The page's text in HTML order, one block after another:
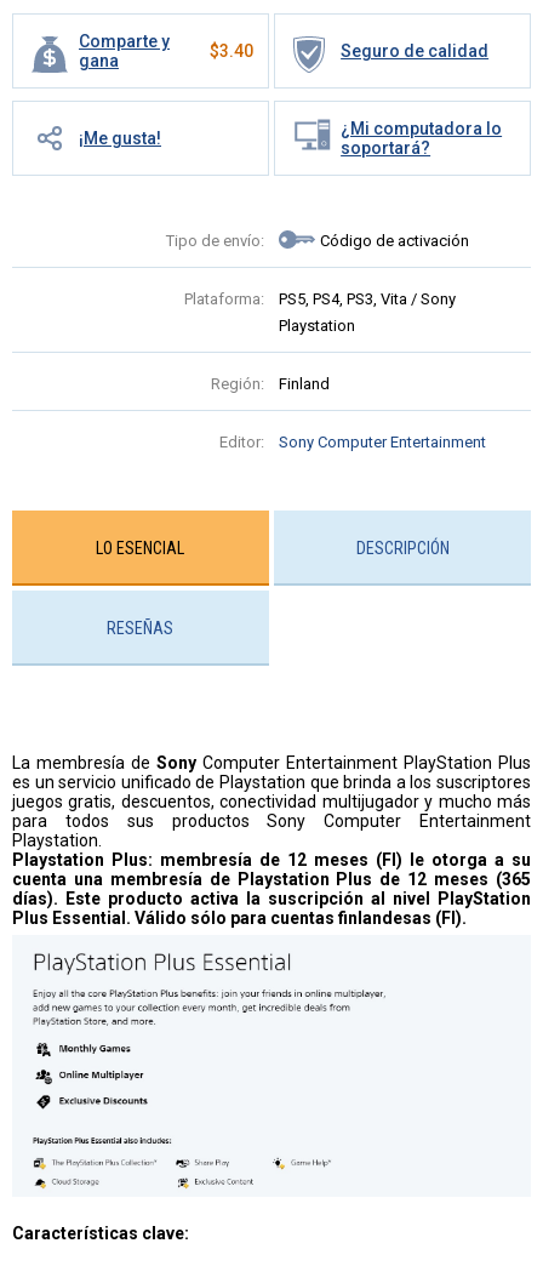
Comparte y
gana
$3.40 Seguro de calidad
¡Me gusta!
¿Mi computadora lo
soportará?
Tipo de envío: Código de activación
Plataforma:
PS5, PS4, PS3, Vita / Sony
Playstation
Región: Finland
Editor: Sony Computer Entertainment
LO ESENCIAL DESCRIPCIÓN
RESEÑAS
La membresía de Sony Computer Entertainment PlayStation Plus
es un servicio unificado de Playstation que brinda a los suscriptores
juegos gratis, descuentos, conectividad multijugador y mucho más
para todos sus productos Sony Computer Entertainment
Playstation.
Playstation Plus: membresía de 12 meses (FI) le otorga a su
cuenta una membresía de Playstation Plus de 12 meses (365
días). Este producto activa la suscripción al nivel PlayStation
Plus Essential. Válido sólo para cuentas finlandesas (FI).
Características clave: